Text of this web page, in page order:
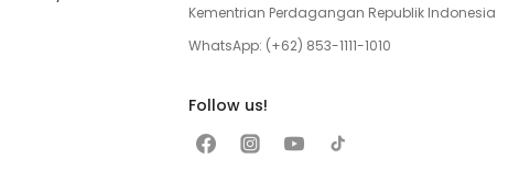
Kementrian Perdagangan Republik Indonesia
WhatsApp: (+62) 853-1111-1010
Follow us!